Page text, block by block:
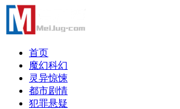
首页
魔幻科幻
灵异惊悚
都市剧情
犯罪悬疑